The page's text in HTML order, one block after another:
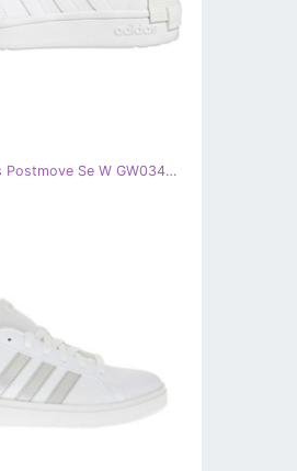
Sapatos Adidas Postmove Se W GW0346 branco